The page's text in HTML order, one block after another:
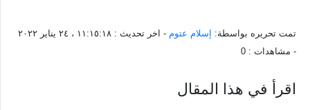
تمت تحريره بواسطة: إسلام عتوم - اخر تحديث : ١١:١٥:١٨ ، ٢٤ يناير ٢٠٢٢
- مشاهدات : 0
اقرأ في هذا المقال